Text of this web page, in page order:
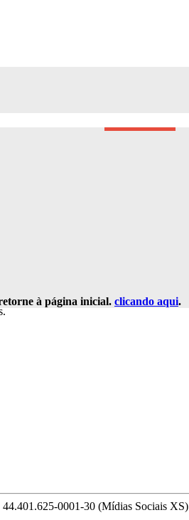
à página inicial. clicando aqui.
0001-30 (Mídias Sociais XS)